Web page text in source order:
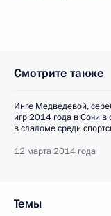
Смотрите также
Инге Медведевой,
игр 2014 года в Сочи
в слаломе среди
12 марта 2014 года
Темы